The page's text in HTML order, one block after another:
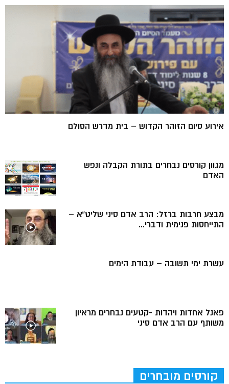
אירוע סיום הזוהר הקדוש – בית מדרש הסולם
מגוון קורסים נבחרים בתורת הקבלה ונפש
האדם
מבצע חרבות ברזל: הרב אדם סיני שליט”א –
התייחסות פנימית ודברי...
עשרת ימי תשובה – עבודת הימים
פאנל אחדות ויהדות -קטעים נבחרים מראיון
משותף עם הרב אדם סיני
קורסים מובחרים